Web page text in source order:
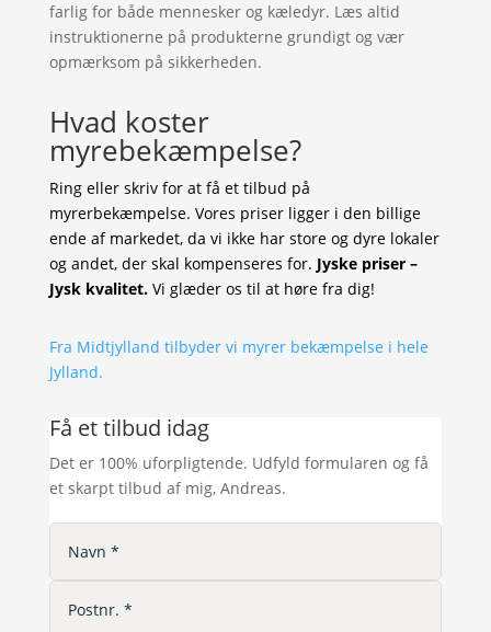
farlig for både mennesker og kæledyr. Læs altid
instruktionerne på produkterne grundigt og vær
opmærksom på sikkerheden.
Hvad koster
myrebekæmpelse?
Ring eller skriv for at få et tilbud på
myrerbekæmpelse. Vores priser ligger i den billige
ende af markedet, da vi ikke har store og dyre lokaler
og andet, der skal kompenseres for. Jyske priser –
Jysk kvalitet.Vi glæder os til at høre fra dig!
Fra Midtjylland tilbyder vi myrer bekæmpelse i hele
Jylland.
Få et tilbud idag
Det er 100% uforpligtende. Udfyld formularen og få
et skarpt tilbud af mig, Andreas.